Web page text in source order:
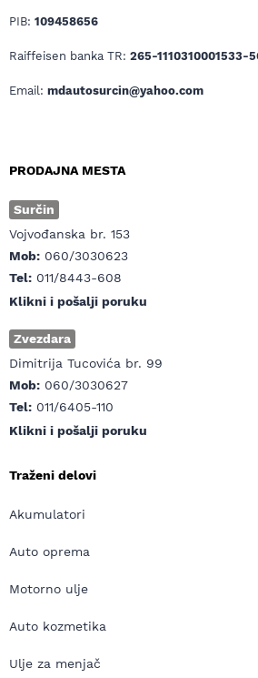
PIB: 109458656
Raiffeisen banka TR: 265-1110310001533-
Email: mdautosurcin@yahoo.com
PRODAJNA MESTA
Surčin
Vojvođanska br. 153
Mob: 060/3030623
Tel: 011/8443-608
Klikni i pošalji poruku
Zvezdara
Dimitrija Tucovića br. 99
Mob: 060/3030627
Tel: 011/6405-110
Klikni i pošalji poruku
Traženi delovi
Akumulatori
Auto oprema
Motorno ulje
Auto kozmetika
Ulje za menjač